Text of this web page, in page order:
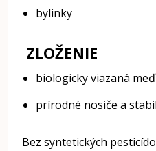
bylinky
ZLOŽENIE
biologicky viazaná meď
prírodné nosiče a
Bez syntetických